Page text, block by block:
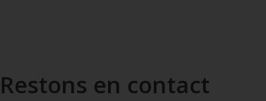
Restons en contact